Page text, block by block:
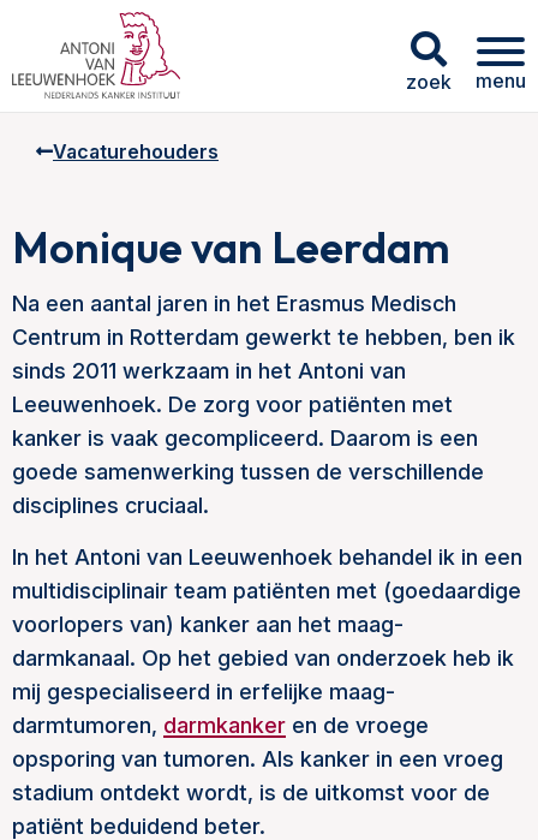
zoek menu
Vacaturehouders
Monique van Leerdam
Na een aantal jaren in het Erasmus Medisch
Centrum in Rotterdam gewerkt te hebben, ben ik
sinds 2011 werkzaam in het Antoni van
Leeuwenhoek. De zorg voor patiënten met
kanker is vaak gecompliceerd. Daarom is een
goede samenwerking tussen de verschillende
disciplines cruciaal.
In het Antoni van Leeuwenhoek behandel ik in een
multidisciplinair team patiënten met (goedaardige
voorlopers van) kanker aan het maag-
darmkanaal. Op het gebied van onderzoek heb ik
mij gespecialiseerd in erfelijke maag-
darmtumoren, darmkanker en de vroege
opsporing van tumoren. Als kanker in een vroeg
stadium ontdekt wordt, is de uitkomst voor de
patiënt beduidend beter.